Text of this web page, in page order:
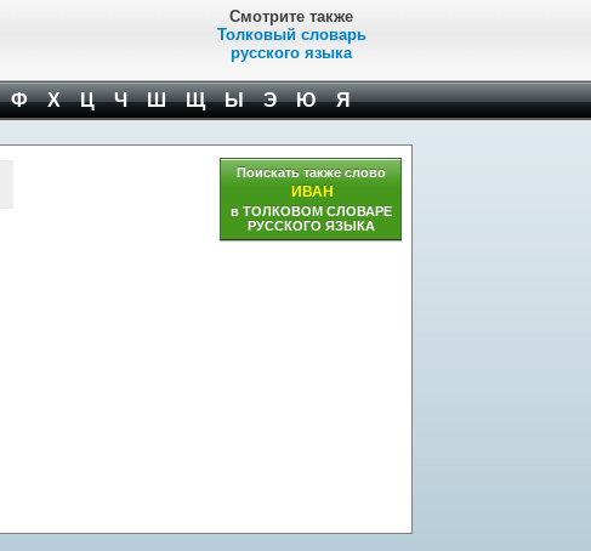
Смотрите также
Толковый словарь
русского языка
Ф Х Ц Ч Ш Щ Ы Э Ю Я
Поискать также слово
ИВАН
в ТОЛКОВОМ СЛОВАРЕ
РУССКОГО ЯЗЫКА